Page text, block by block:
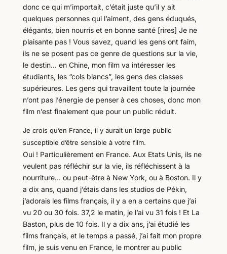
donc ce qui m’importait, c’était juste qu’il y ait
quelques personnes qui l’aiment, des gens éduqués,
élégants, bien nourris et en bonne santé [rires] Je ne
plaisante pas ! Vous savez, quand les gens ont faim,
ils ne se posent pas ce genre de questions sur la vie,
le destin… en Chine, mon film va intéresser les
étudiants, les “cols blancs”, les gens des classes
supérieures. Les gens qui travaillent toute la journée
n’ont pas l’énergie de penser à ces choses, donc mon
film n’est finalement que pour un public réduit.
Je crois qu’en France, il y aurait un large public
susceptible d’être sensible à votre film.
Oui ! Particulièrement en France. Aux Etats Unis, ils ne
veulent pas réfléchir sur la vie, ils réfléchissent à la
nourriture… ou peut-être à New York, ou à Boston. Il y
a dix ans, quand j’étais dans les studios de Pékin,
j’adorais les films français, il y a en a certains que j’ai
vu 20 ou 30 fois. 37,2 le matin, je l’ai vu 31 fois ! Et La
Baston, plus de 10 fois. Il y a dix ans, j’ai étudié les
films français, et le temps a passé, j’ai fait mon propre
film, je suis venu en France, le montrer au public